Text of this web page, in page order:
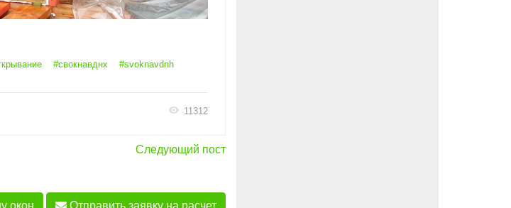
#свокнавднх #svoknavdnh
11312
Следующий пост
окон Отправить заявку на расчет